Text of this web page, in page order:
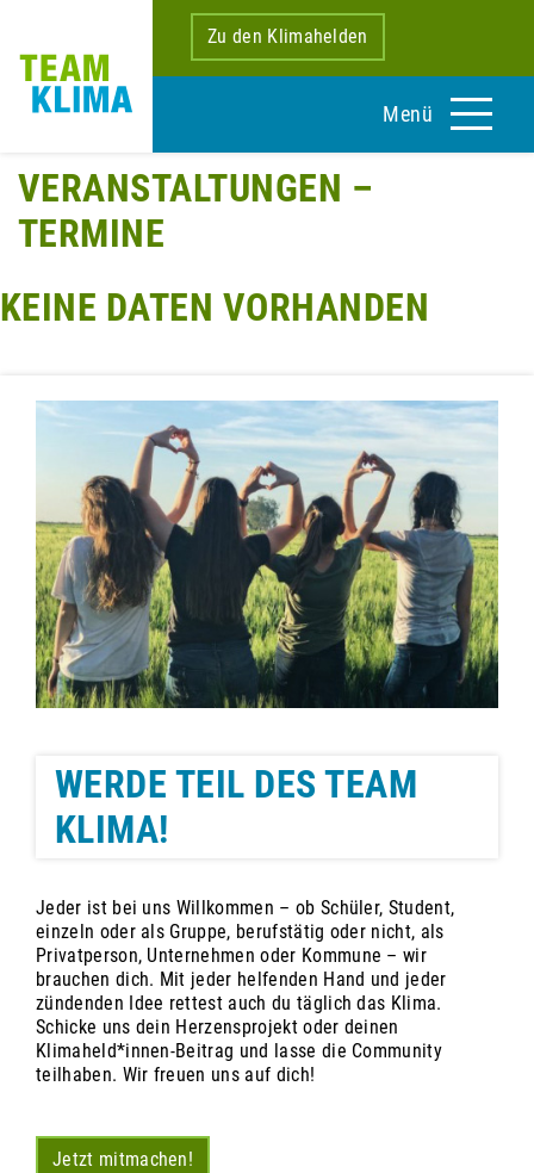
Zu den Klimahelden
Menü
VERANSTALTUNGEN –
TERMINE
KEINE DATEN VORHANDEN
WERDE TEIL DES TEAM
KLIMA!
Jeder ist bei uns Willkommen – ob Schüler, Student,
einzeln oder als Gruppe, berufstätig oder nicht, als
Privatperson, Unternehmen oder Kommune – wir
brauchen dich. Mit jeder helfenden Hand und jeder
zündenden Idee rettest auch du täglich das Klima.
Schicke uns dein Herzensprojekt oder deinen
Klimaheld*innen-Beitrag und lasse die Community
teilhaben. Wir freuen uns auf dich!
Jetzt mitmachen!